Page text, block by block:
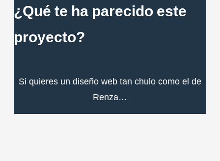
¿Qué te ha parecido este
proyecto?
Si quieres un diseño web tan chulo como el de
Renza…